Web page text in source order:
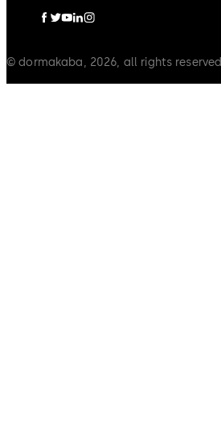
© dormakaba, 2026, all rights reserved